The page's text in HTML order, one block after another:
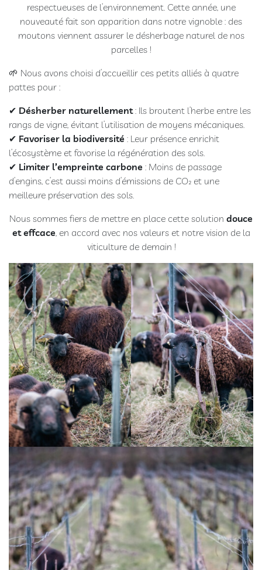
Prestige
Rosé
Saignée
Blanc
de
Blancs
Ratafia
CHAMPENOIS
Nos
Réservation
Extras
respectueuses de l’environnement. Cette année, une
nouveauté fait son apparition dans notre vignoble : des
moutons viennent assurer le désherbage naturel de nos
parcelles !
🌱 Nous avons choisi d’accueillir ces petits alliés à quatre
pattes pour :
✔ Désherber naturellement: Ils broutent l’herbe entre les
rangs de vigne, évitant l’utilisation de moyens mécaniques.
✔ Favoriser la biodiversité : Leur présence enrichit
l’écosystème et favorise la régénération des sols.
✔ Limiter l’empreinte carbone : Moins de passage
d’engins, c’est aussi moins d’émissions de CO₂ et une
meilleure préservation des sols.
Nous sommes fiers de mettre en place cette solution douce
et efficace, en accord avec nos valeurs et notre vision de la
viticulture de demain !